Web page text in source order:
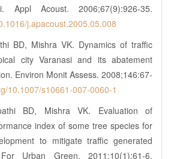
Appl Acoust. 2006;67(9):926-35.
j.apacoust.2005.05.008
BD, Mishra VK. Dynamics of traffic
city Varanasi and its abatement
Environ Monit Assess. 2008;146:67-
10.1007/s10661-007-0060-1
BD, Mishra VK. Evaluation of
index of some tree species for
to mitigate traffic generated
Urban Green. 2011;10(1):61-6.